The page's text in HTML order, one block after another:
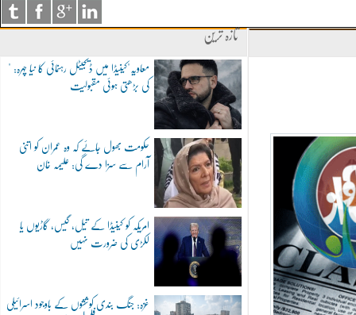
تازہ ترین
"معاویہ"کینیڈا میں ڈیجیٹل رہنمائی کا نیا چہرہ:
کی بڑھتی ہوئی مقبولیت
حکومت بھول جائے کہ وہ عمران کو اتنی
آرام سے سزا دے گی: علیمہ خان
امریکہ کو کینیڈا کے تیل، گیس، گاڑیوں یا
لکڑی کی ضرورت نہیں
غزہ: جنگ بندی کوششوں کے باوجود اسرائیلی